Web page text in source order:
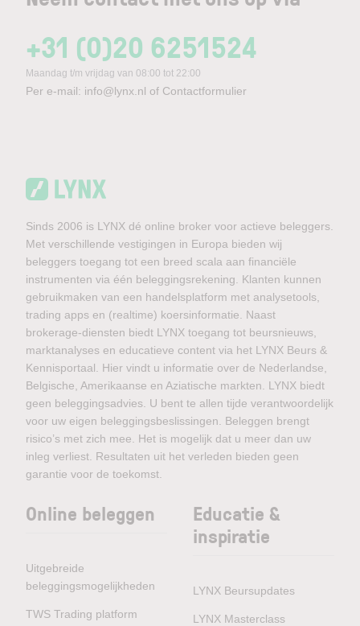
+31 (0)20 6251524
Maandag t/m vrijdag van 08:00 tot 22:00
Per e-mail: info@lynx.nl of Contactformulier
Sinds 2006 is LYNX dé online broker voor actieve beleggers.
Met verschillende vestigingen in Europa bieden wij
beleggers toegang tot een breed scala aan financiële
instrumenten via één beleggingsrekening. Klanten kunnen
gebruikmaken van een handelsplatform met analysetools,
trading apps en (realtime) koersinformatie. Naast
brokerage-diensten biedt LYNX toegang tot beursnieuws,
marktanalyses en educatieve content via het LYNX Beurs &
Kennisportaal. Hier vindt u informatie over de Nederlandse,
Belgische, Amerikaanse en Aziatische markten. LYNX biedt
geen beleggingsadvies. U bent te allen tijde verantwoordelijk
voor uw eigen beleggingsbeslissingen. Beleggen brengt
risico’s met zich mee. Het is mogelijk dat u meer dan uw
inleg verliest. Resultaten uit het verleden bieden geen
garantie voor de toekomst.
Online beleggen
Uitgebreide
beleggingsmogelijkheden
TWS Trading platform
Educatie &
inspiratie
LYNX Beursupdates
LYNX Masterclass